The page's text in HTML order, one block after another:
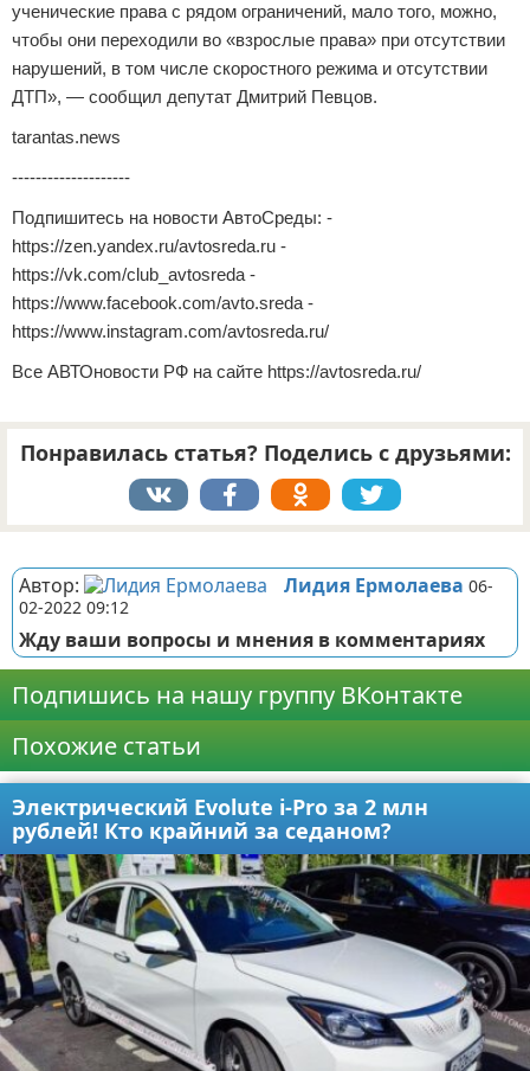
ученические права с рядом ограничений, мало того, можно,
чтобы они переходили во «взрослые права» при отсутствии
нарушений, в том числе скоростного режима и отсутствии
ДТП», — сообщил депутат Дмитрий Певцов.
tarantas.news
--------------------
Подпишитесь на новости АвтоСреды: -
https://zen.yandex.ru/avtosreda.ru -
https://vk.com/club_avtosreda -
https://www.facebook.com/avto.sreda -
https://www.instagram.com/avtosreda.ru/
Все АВТОновости РФ на сайте https://avtosreda.ru/
Понравилась статья? Поделись с друзьями:
Автор: Лидия Ермолаева 06-
02-2022 09:12
Жду ваши вопросы и мнения в комментариях
Подпишись на нашу группу ВКонтакте
Похожие статьи
Электрический Evolute i-Pro за 2 млн
рублей! Кто крайний за седаном?